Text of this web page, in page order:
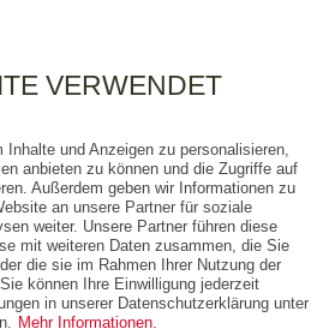
VERWENDET
Inhalte und Anzeigen zu personalisieren,
anbieten zu können und die Zugriffe auf
Außerdem geben wir Informationen zu
an unsere Partner für soziale
weiter. Unsere Partner führen diese
mit weiteren Daten zusammen, die Sie
die sie im Rahmen Ihrer Nutzung der
können Ihre Einwilligung jederzeit
in unserer Datenschutzerklärung unter
Mehr Informationen.